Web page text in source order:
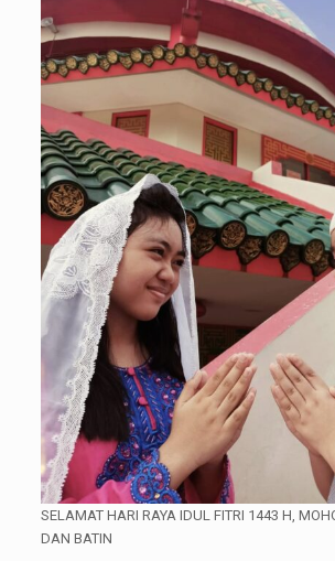
SELAMAT HARI RAYA IDUL FITRI 1443 H,
DAN BATIN